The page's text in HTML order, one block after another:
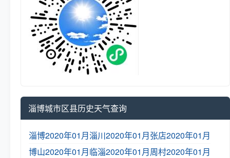
淄博城市区县历史天气查询
淄博2020年01月淄川2020年01月张店2020年01月
博山2020年01月临淄2020年01月周村2020年01月